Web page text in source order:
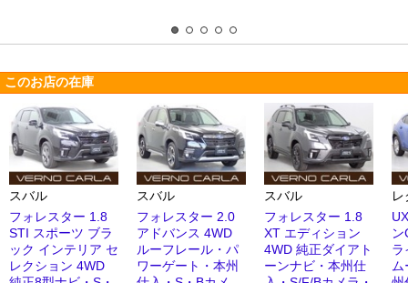
このお店の在庫
スバル
フォレスター 1.8
STI スポーツ ブラ
ック インテリア セ
レクション 4WD
スバル
フォレスター 2.0
アドバンス 4WD
ルーフレール・パ
ワーゲート・本州
スバル
フォレスター 1.8
XT エディション
4WD 純正ダイアト
ーンナビ・本州仕
ラ